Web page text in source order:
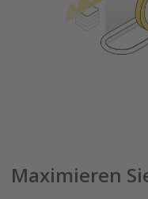
Maximieren